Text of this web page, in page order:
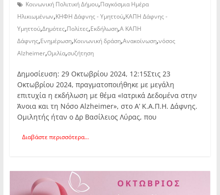
Κοινωνική Πολιτική Δήμου,Παγκόσμια Ημέρα
Ηλικιωμένων,ΚΗΦΗ Δάφνης - Υμηττού,ΚΑΠΗ Δάφνης -
Υμηττού,Δημότες,Πολίτες,Εκδήλωση,Α ΚΑΠΗ
Δάφνης,Ενημέρωση,Κοινωνική δράση,Ανακοίνωση,νόσος
Alzheimer,Ομιλία,συζήτηση
Δημοσίευση: 29 Οκτωβρίου 2024, 12:15Στις 23
Οκτωβρίου 2024, πραγματοποιήθηκε με μεγάλη
επιτυχία η εκδήλωση με θέμα «Ιατρικά Δεδομένα στην
Άνοια και τη Νόσο Alzheimer», στο Α’ Κ.Α.Π.Η. Δάφνης.
Ομιλητής ήταν ο Δρ Βασίλειος Λύρας, που
Διαβάστε περισσότερα...